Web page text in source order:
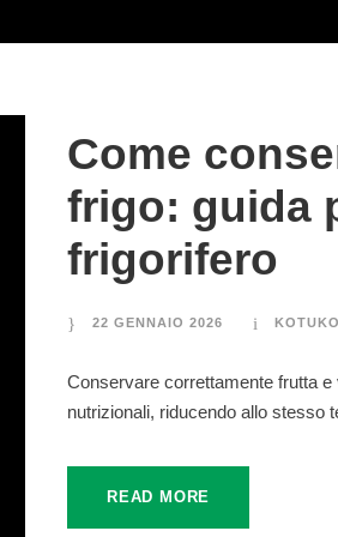
Come
frigo: guida
frigorifero
22 GENNAIO 2026
Conservare correttamente frutta
nutrizionali, riducendo allo stesso
READ MORE
Via C. Lombroso, 54
20137 MILANO – Stand A54
Sede legale in via Dante Alighieri,
20861 Brugherio (MB)
Cell.331.1874787